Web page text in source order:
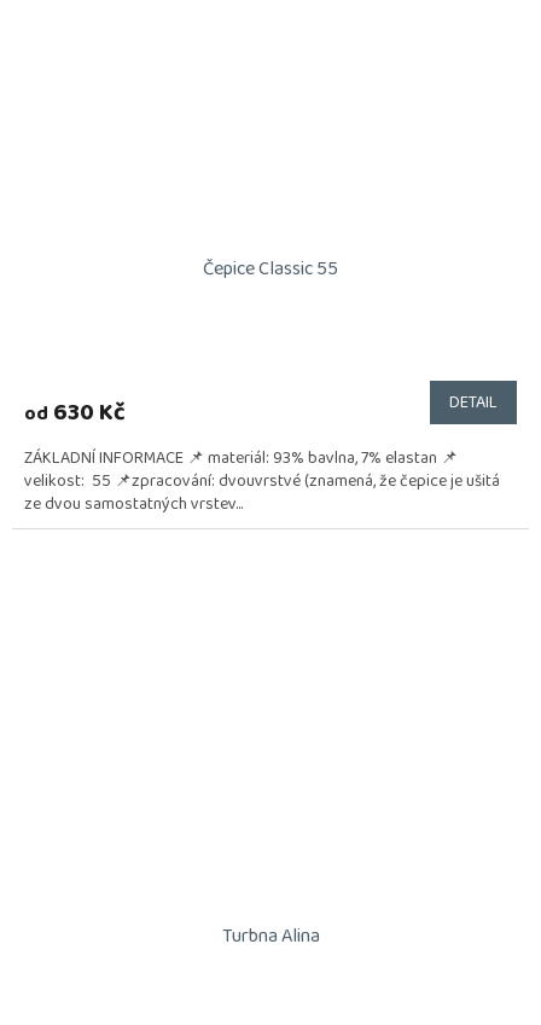
Čepice Classic 55
od 630 Kč DETAIL
ZÁKLADNÍ INFORMACE 📌 materiál: 93% bavlna, 7% elastan 📌
velikost: 55 📌zpracování: dvouvrstvé (znamená, že čepice je ušitá
ze dvou samostatných vrstev...
Turbna Alina